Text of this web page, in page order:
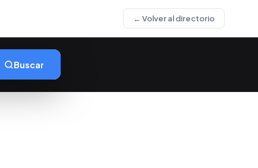
← Volver al directorio
Buscar